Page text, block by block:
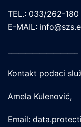
TEL.: 033/262-180
E-MAIL:
Kontakt podaci
Amela Kulenović,
Email: